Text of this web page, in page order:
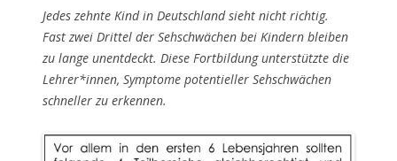
Jedes zehnte Kind in Deutschland sieht nicht richtig.
Fast zwei Drittel der Sehschwächen bei Kindern bleiben
zu lange unentdeckt. Diese Fortbildung unterstützte die
Lehrer*innen, Symptome potentieller Sehschwächen
schneller zu erkennen.